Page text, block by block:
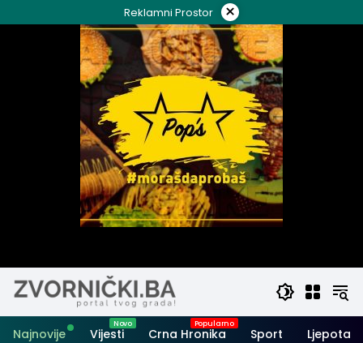
to
Reklamni Prostor ×
Najnovije Vijesti Crna Hronika Sport Ljepota i